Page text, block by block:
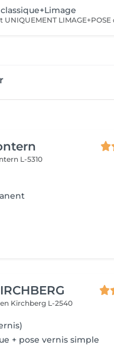
L-5310
Kirchberg L-2540
+ pose vernis simple